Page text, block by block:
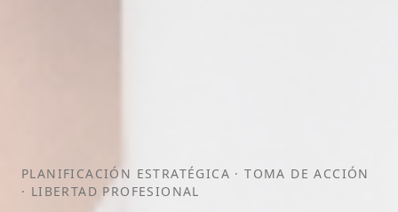
PLANIFICACIÓN ESTRATÉGICA · TOMA DE ACCIÓN
· LIBERTAD PROFESIONAL